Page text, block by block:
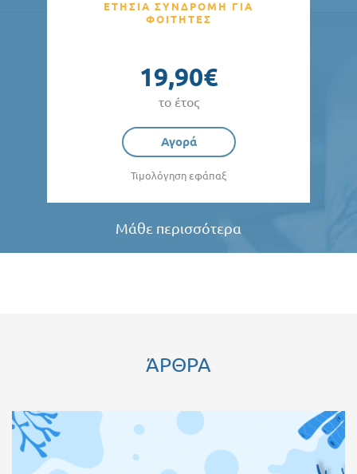
ΕΤΗΣΙΑ ΣΥΝΔΡΟΜΗ ΓΙΑ
ΦΟΙΤΗΤΕΣ
19,90€
το έτος
Αγορά
Τιμολόγηση εφάπαξ
Μάθε περισσότερα
ΆΡΘΡΑ